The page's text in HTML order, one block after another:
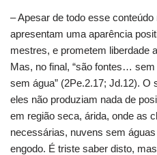
– Apesar de todo esse
apresentam uma aparência
mestres, e prometem liberdade
Mas, no final, “são fontes…
sem água” (2Pe.2.17; Jd.12).
eles não produziam nada de
em região seca, árida, onde as
necessárias, nuvens sem
engodo. É triste saber disto,